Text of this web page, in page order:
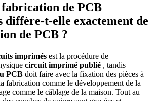
de PCB
diffère-t-elle exactement de
de PCB ?
imprimés est la procédure de
circuit imprimé publié , tandis
PCB doit faire avec la fixation des pièces à
fabrication comme le développement de la
comme le câblage de la maison. Tout au